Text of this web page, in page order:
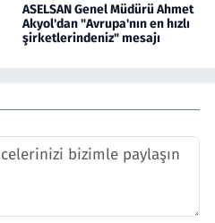
ASELSAN Genel Müdürü Ahmet
Akyol'dan "Avrupa'nın en hızlı
şirketlerindeniz" mesajı